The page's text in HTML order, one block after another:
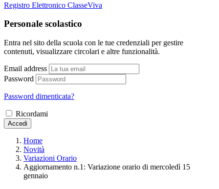
Registro Elettronico ClasseViva
Personale scolastico
Entra nel sito della scuola con le tue credenziali per gestire
contenuti, visualizzare circolari e altre funzionalità.
Email address
Password
Password dimenticata?
Ricordami
Accedi
Home
Novità
Variazioni Orario
Aggiornamento n.1: Variazione orario di mercoledì 15
gennaio